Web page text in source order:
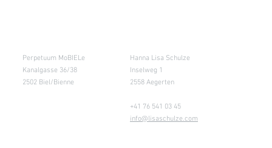
Perpetuum MoBIELe
Kanalgasse 36/38
2502 Biel/Bienne
Hanna Lisa Schulze
Inselweg 1
2558 Aegerten
+41 76 541 03 45
info@lisaschulze.com